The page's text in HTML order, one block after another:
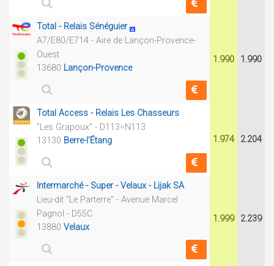
Total - Relais Sénéguier
A7/E80/E714 - Aire de Lançon-Provence-
Ouest
13680 Lançon-Provence
1.990 1.990
Total Access - Relais Les Chasseurs
"Les Grapoux" - D113=N113
13130 Berre-l'Étang 1.974 2.204
Intermarché - Super - Velaux - Lijak SA
Lieu-dit "Le Parterre" - Avenue Marcel
Pagnol - D55C
13880 Velaux
1.999 2.239